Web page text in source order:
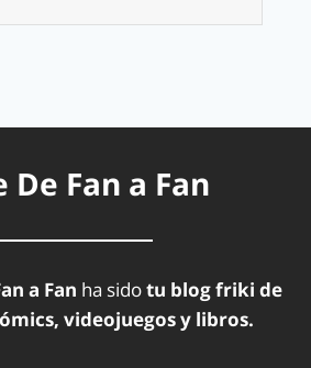
De Fan a Fan
a Fan ha sidotu blog friki de
videojuegos y libros.